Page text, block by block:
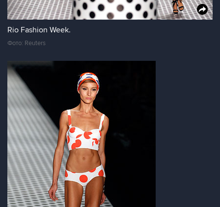
Rio Fashion Week.
Фото: Reuters